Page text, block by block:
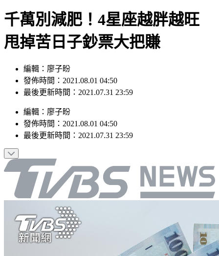
千萬別減肥！4星座越胖越旺
甩掉苦日子鈔票大把賺
編輯：廖子盼
發佈時間：2021.08.01 04:50
編輯：廖子盼
發佈時間：2021.08.01 04:50